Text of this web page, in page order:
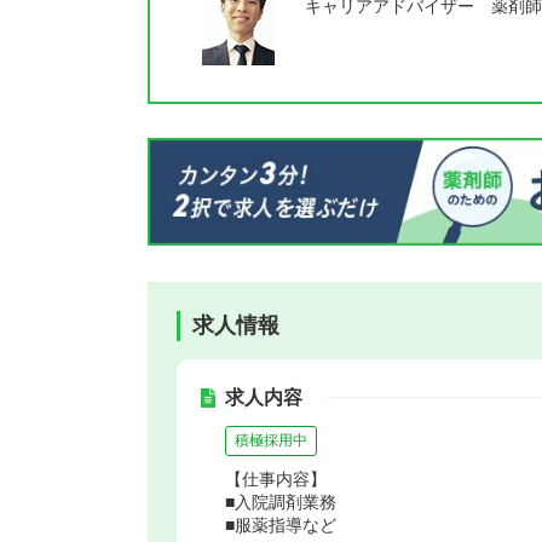
キャリアアドバイザー 薬剤
求人情報
求人内容
積極採用中
【仕事内容】
■入院調剤業務
■服薬指導など